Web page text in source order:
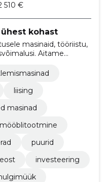
510 €
kohast
masinaid, tööriistu,
Aitame
ja kohapealse
liising
masinad
mööblitootmine
puurid
investeering